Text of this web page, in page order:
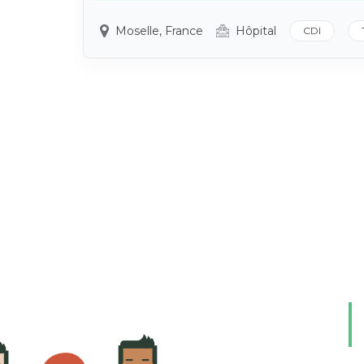
Moselle, France Hôpital CDI